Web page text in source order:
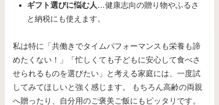
ギフト選びに悩む人 …健康志向の贈り物やふるさ
と納税にも使えます。
私は特に「共働きでタイムパフォーマンスも栄養も諦
めたくない！」「忙しくても子どもに安心して食べさ
せられるものを選びたい」と考える家庭には、一度試
してみてほしいと強く感じます。 もちろん高齢の両親
へ贈ったり、自分用のご褒美ご飯にもピッタリです。